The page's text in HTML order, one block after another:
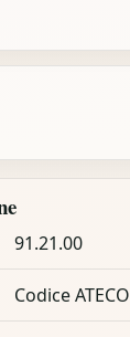
91.21.00
Codice ATECO